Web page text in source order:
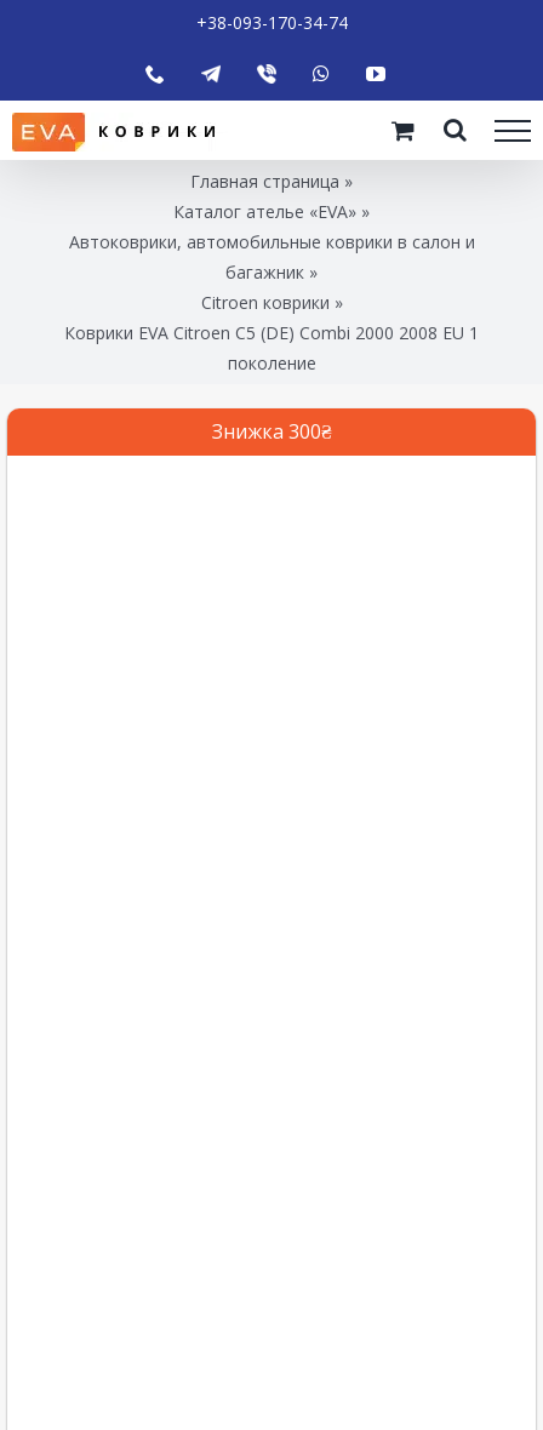
+38-093-170-34-74
Главная страница »
Каталог ателье «EVA» »
Автоковрики, автомобильные коврики в салон и
багажник »
Citroen коврики »
Коврики EVA Citroen C5 (DE) Combi 2000 2008 EU 1
поколение
Знижка 300₴